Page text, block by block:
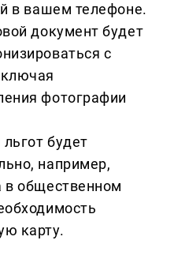
в вашем телефоне.
документ будет
с
фотографии
будет
например,
в общественном
карту.